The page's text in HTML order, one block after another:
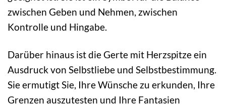
zwischen Geben und Nehmen, zwischen
Kontrolle und Hingabe.
Darüber hinaus ist die Gerte mit Herzspitze ein
Ausdruck von Selbstliebe und Selbstbestimmung.
Sie ermutigt Sie, Ihre Wünsche zu erkunden, Ihre
Grenzen auszutesten und Ihre Fantasien